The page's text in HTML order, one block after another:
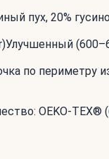
пух, 20%
Улучшенный
по периметру
OEKO-TEX®